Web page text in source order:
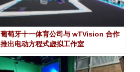
葡萄牙十一体育公司与 wTVision 合作
推出电动方程式虚拟工作室